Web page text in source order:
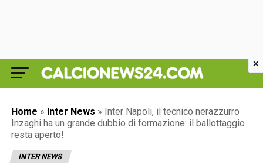
Home » Inter News » Inter Napoli, il tecnico nerazzurro
Inzaghi ha un grande dubbio di formazione: il ballottaggio
resta aperto!
INTER NEWS
×